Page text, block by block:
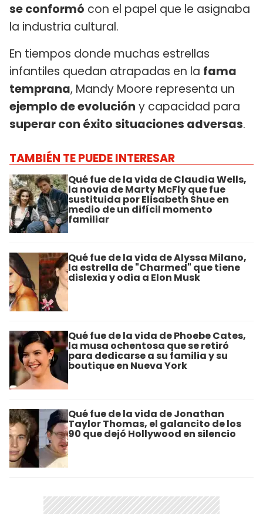
se conformó con el papel que le asignaba
la industria cultural.
En tiempos donde muchas estrellas
infantiles quedan atrapadas en la fama
temprana, Mandy Moore representa un
ejemplo de evolución y capacidad para
superar con éxito situaciones adversas.
TAMBIÉN TE PUEDE INTERESAR
Qué fue de la vida de Claudia Wells,
la novia de Marty McFly que fue
sustituida por Elisabeth Shue en
medio de un difícil momento
familiar
Qué fue de la vida de Alyssa Milano,
la estrella de "Charmed" que tiene
dislexia y odia a Elon Musk
Qué fue de la vida de Phoebe Cates,
la musa ochentosa que se retiró
para dedicarse a su familia y su
boutique en Nueva York
Qué fue de la vida de Jonathan
Taylor Thomas, el galancito de los
90 que dejó Hollywood en silencio